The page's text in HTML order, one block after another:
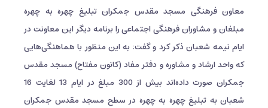
معاون فرهنگی مسجد مقدس جمکران تبلیغ چهره به چهره
مبلغان و مشاوران فرهنگی اجتماعی را برنامه دیگر این معاونت در
ایام نیمه شعبان ذکر کرد و گفت: به این منظور با هماهنگی‌هایی
که واحد ارشاد و مشاوره و دفتر مفاد (کانون مفتاح) مسجد مقدس
جمکران صورت داده‌اند بیش از 300 مبلغ در ایام 13 لغایت 16
شعبان به تبلیغ چهره به چهره در سطح مسجد مقدس جمکران